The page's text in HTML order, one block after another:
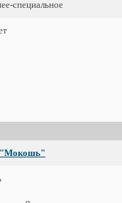
специальное